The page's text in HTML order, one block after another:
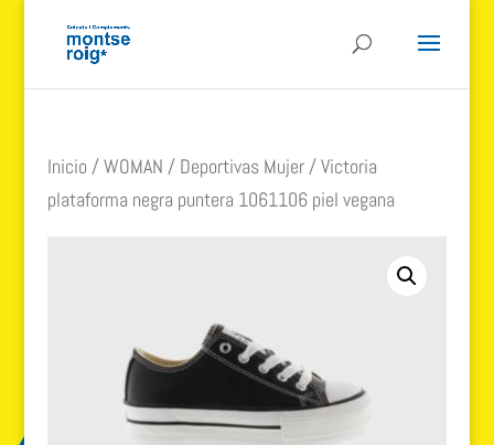
Inicio /WOMAN / Deportivas Mujer/ Victoria
plataforma negra puntera 1061106 piel vegana